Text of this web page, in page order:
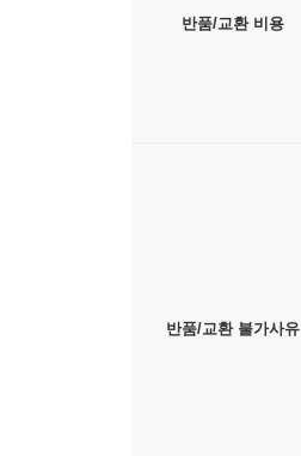
반품/교환 비용
반품/교환 불가사유